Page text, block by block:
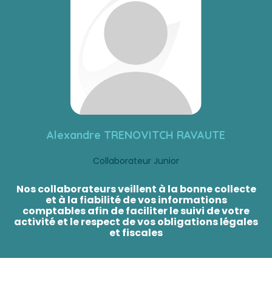
Alexandre TRENOVITCH RAVAUTE
Collaborateur Junior
Nos collaborateurs veillent à la bonne collecte
et à la fiabilité de vos informations
comptables afin de faciliter le suivi de votre
activité et le respect de vos obligations légales
et fiscales